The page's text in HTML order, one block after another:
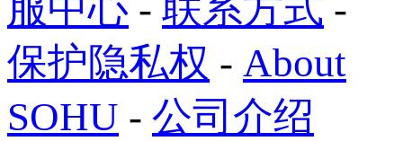
服中心 - 联系方式 -
保护隐私权 - About
SOHU - 公司介绍